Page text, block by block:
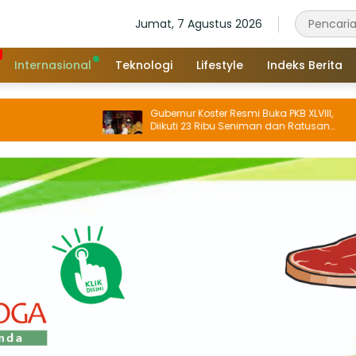
Jumat, 7 Agustus 2026
Internasional Teknologi Lifestyle Indeks Berita
Gubernur Koster Resmi Buka PKB XLVIII,
Diikuti 23 Ribu Seniman dan Ratusan
Sekaa, IKM/UMKM Digratiskan